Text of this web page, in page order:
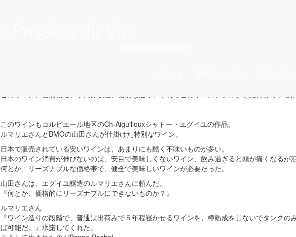
このワインもコルビエール地区のCh-Aiguillouxシャトー・エグイユの作品。
ルマリエさんとBMOの山田さんが仕掛けた特別なワイン。
日本で販売されている安いワインは、あまりにも酷く不味いものが多い。
日本のワイン消費が伸びないのは、安目で美味しくないワイン、飲み過ぎると頭が痛くなるが
何とか、リーズナブルな価格帯で、健全で美味しいワインが必要だった。
山田さんは、エグイユ醸造のルマリエさんに頼んだ。
『何とか、価格的にリーズナブルにできないものか？』
ルマリエさん
『ワイン造りの段階で、普通は出荷みで５年程寝かせるワインを、樽熟成をしないでタンクの
ば可能だ。』承諾してくれた。